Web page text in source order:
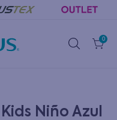
0
Niño Azul